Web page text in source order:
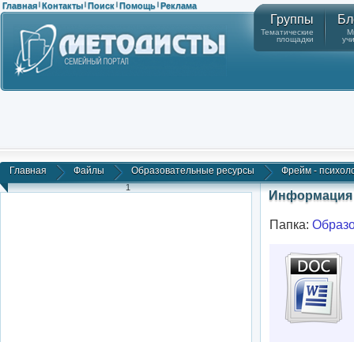
Главная | Контакты | Поиск | Помощь | Реклама
Группы
Тематические
площадки
Главная Файлы Образовательные ресурсы Фрейм -
1
Информация
Папка: